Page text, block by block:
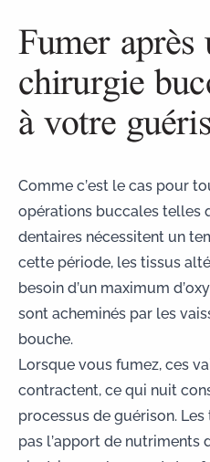
Fumer
chirurgie
à votre
Comme c’est le cas pour
opérations buccales telles
dentaires nécessitent un
cette période, les tissus
besoin d’un maximum
sont acheminés par les
bouche.
Lorsque vous fumez, ces
contractent, ce qui nuit
processus de guérison.
pas l’apport de nutriments